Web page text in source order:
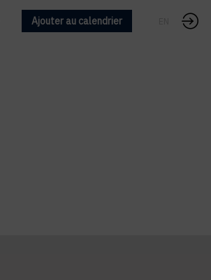
Ajouter au calendrier